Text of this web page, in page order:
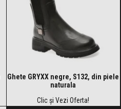
Ghete GRYXX negre, S132, din piele
naturala
Clic și Vezi Oferta!